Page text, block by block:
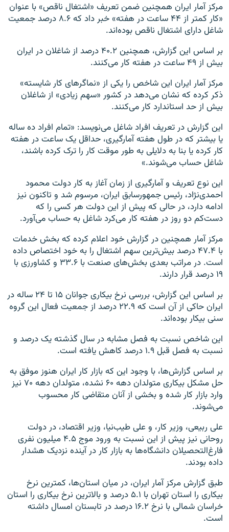
مرکز آمار ایران همچنین ضمن تعریف «اشتغال ناقص» با عنوان
«کار کمتر از ۴۴ ساعت در هفته» خبر داد که ۸.۶ درصد جمعیت
شاغل دارای اشتغال ناقص بوده‌اند.
بر اساس این گزارش، همچنین ۴۰.۲ درصد از شاغلان در ایران
بیش از ۴۹ ساعت در هفته کار می‌کنند.
مرکز آمار ایران این شاخص را یکی از «نماگرهای کار شایسته»
ذکر کرده که نشان می‌دهد در کشور «سهم زیادی» از شاغلان
بیش از حد استاندارد کار می‌کنند.
این گزارش در تعریف افراد شاغل می‌نویسد: «تمام افراد ده ساله
یا بیشتر که در طول هفته آمارگیری، حداقل یک ساعت در هفته
کار کرده یا بنا به دلایلی به طور موقت کار را ترک کرده باشند،
شاغل حساب می‌شوند.»
این نوع تعریف و آمارگیری از زمان آغاز به کار دولت محمود
احمدی‌نژاد، رئیس جمهورسابق ایران، مرسوم شد و تاکنون نیز
ادامه دارد، در حالی که پیش از این دولت هر کسی را که
دست‌کم دو روز در هفته کار می‌کرد شاغل به حساب می‌آورد.
مرکز آمار همچنین در گزارش خود اعلام کرده که بخش خدمات
با ۴۷.۴ درصد بیش‌ترین سهم اشتغال را به خود اختصاص داده
است. در مراتب بعدی بخش‌های صنعت با ۳۳.۶ و کشاورزی با
۱۹ درصد قرار دارند.
بر اساس این گزارش، بررسی نرخ بیکاری جوانان ۱۵ تا ۲۴ ساله در
ایران حاکی از آن است که ۲۲.۹ درصد از جمعیت فعال این گروه
سنی بیکار بوده‌اند.
این شاخص نسبت به فصل مشابه در سال گذشته یک درصد و
نسبت به فصل قبل ۱.۹ درصد کاهش یافته است.
بر اساس گزارش‌ها، با وجود این که بازار کار ایران هنوز موفق به
حل مشکل بیکاری متولدان دهه ۶۰ نشده، متولدان دهه ۷۰ نیز
وارد بازار کار شده و بخشی از آنان متقاضی کار محسوب
می‌شوند.
علی ربیعی، وزیر کار، و علی طیب‌نیا، وزیر اقتصاد، در دولت
روحانی نیز پیش از این نسبت به ورود موج ۴.۵ میلیون نفری
فارغ‌التحصیلان دانشگاه‌ها به بازار کار در آینده نزدیک هشدار
داده‌ بودند.
طبق گزارش مرکز آمار ایران، در ميان استان‌ها، کمترین نرخ
بیکاری را استان تهران با ۵.۱ درصد و بالاترین نرخ بیکاری را استان
خراسان شمالی با نرخ ۱۶.۲ درصد در تابستان امسال داشته
است.